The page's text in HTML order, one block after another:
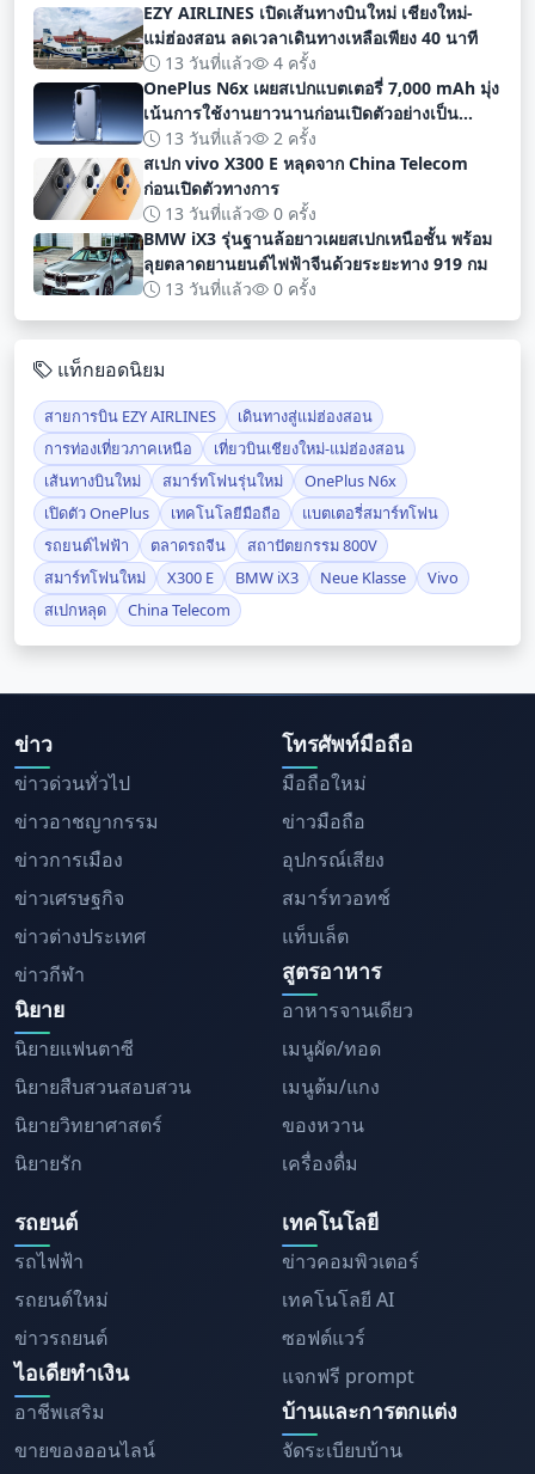
EZY AIRLINES เปิดเส้นทางบินใหม่ เชียงใหม่-
แม่ฮ่องสอน ลดเวลาเดินทางเหลือเพียง 40 นาที
13 วันที่แล้ว
4 ครั้ง
OnePlus N6x เผยสเปกแบตเตอรี่ 7,000 mAh มุ่ง
เน้นการใช้งานยาวนานก่อนเปิดตัวอย่างเป็น
ทางการ
13 วันที่แล้ว
2 ครั้ง
สเปก vivo X300 E หลุดจาก China Telecom
ก่อนเปิดตัวทางการ
13 วันที่แล้ว
0 ครั้ง
BMW iX3 รุ่นฐานล้อยาวเผยสเปกเหนือชั้น พร้อม
ลุยตลาดยานยนต์ไฟฟ้าจีนด้วยระยะทาง 919 กม
13 วันที่แล้ว
0 ครั้ง
แท็กยอดนิยม
สายการบิน EZY AIRLINES
เดินทางสู่แม่ฮ่องสอน
การท่องเที่ยวภาคเหนือ
เที่ยวบินเชียงใหม่-แม่ฮ่องสอน
เส้นทางบินใหม่
สมาร์ทโฟนรุ่นใหม่
OnePlus N6x
เปิดตัว OnePlus
เทคโนโลยีมือถือ
แบตเตอรี่สมาร์ทโฟน
รถยนต์ไฟฟ้า
ตลาดรถจีน
สถาปัตยกรรม 800V
สมาร์ทโฟนใหม่
X300 E BMW iX3 Neue Klasse
Vivo
สเปกหลุด
China Telecom
ข่าว
ข่าวด่วนทั่วไป
ข่าวอาชญากรรม
ข่าวการเมือง
ข่าวเศรษฐกิจ
ข่าวต่างประเทศ
ข่าวกีฬา
นิยาย
นิยายแฟนตาซี
นิยายสืบสวนสอบสวน
นิยายวิทยาศาสตร์
นิยายรัก
โทรศัพท์มือถือ
มือถือใหม่
ข่าวมือถือ
อุปกรณ์เสียง
สมาร์ทวอทช์
แท็บเล็ต
สูตรอาหาร
อาหารจานเดียว
เมนูผัด/ทอด
เมนูต้ม/แกง
ของหวาน
เครื่องดื่ม
รถยนต์
รถไฟฟ้า
รถยนต์ใหม่
ข่าวรถยนต์
ไอเดียทำเงิน
อาชีพเสริม
ขายของออนไลน์
เทคโนโลยี
ข่าวคอมพิวเตอร์
เทคโนโลยี AI
ซอฟต์แวร์
แจกฟรี prompt
บ้านและการตกแต่ง
จัดระเบียบบ้าน